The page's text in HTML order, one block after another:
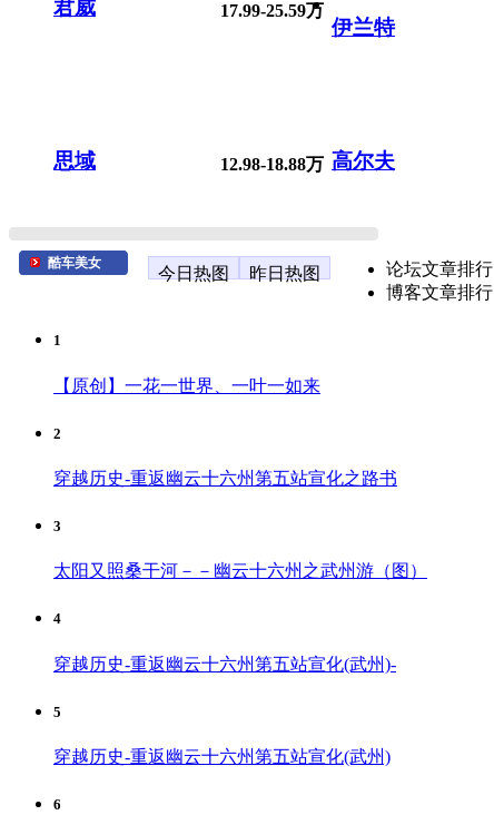
君威 17.99-25.59万
伊兰特
思域 12.98-18.88万 高尔夫
酷车美女
今日热图 昨日热图
论坛文章排行
博客文章排行
1
【原创】一花一世界、一叶一如来
2
穿越历史-重返幽云十六州第五站宣化之路书
3
太阳又照桑干河－－幽云十六州之武州游（图）
4
穿越历史-重返幽云十六州第五站宣化(武州)-
5
穿越历史-重返幽云十六州第五站宣化(武州)
6